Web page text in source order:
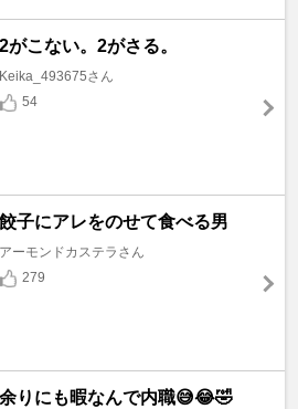
2がこない。2がさる。
Keika_493675さん
54
餃子にアレをのせて食べる男
アーモンドカステラさん
279
余りにも暇なんで内職😅😂🤣